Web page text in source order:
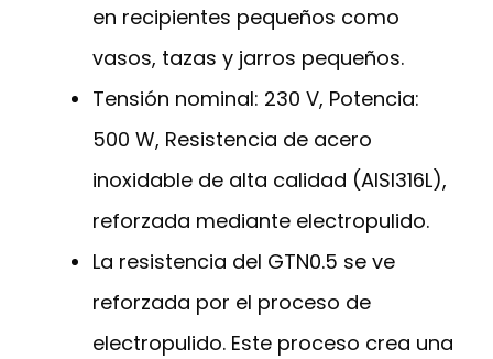
en recipientes pequeños como
vasos, tazas y jarros pequeños.
Tensión nominal: 230 V, Potencia:
500 W, Resistencia de acero
inoxidable de alta calidad (AISI316L),
reforzada mediante electropulido.
La resistencia del GTN0.5 se ve
reforzada por el proceso de
electropulido. Este proceso crea una